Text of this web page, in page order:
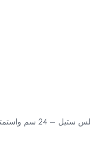
احصل الآن على